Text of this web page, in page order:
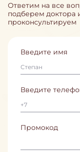
Ответим на все
подберем доктора
проконсультируем
Введите имя
Введите
Промокод